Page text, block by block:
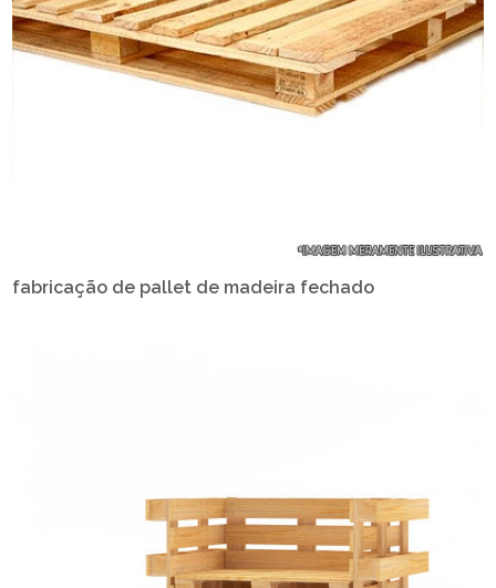
fabricação de pallet de madeira fechado